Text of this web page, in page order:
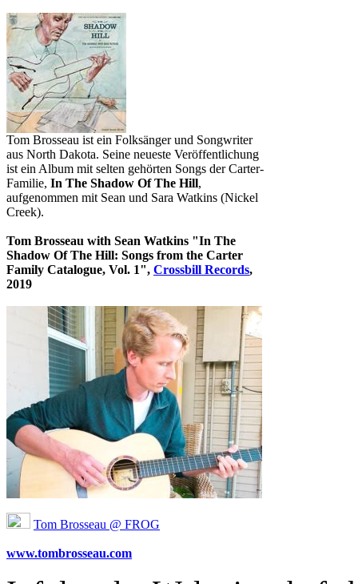
Tom Brosseau ist ein Folksänger und Songwriter
aus North Dakota. Seine neueste Veröffentlichung
ist ein Album mit selten gehörten Songs der Carter-
Familie, In The Shadow Of The Hill,
aufgenommen mit Sean und Sara Watkins (Nickel
Creek).
Tom Brosseau with Sean Watkins "In The
Shadow Of The Hill: Songs from the Carter
Family Catalogue, Vol. 1", Crossbill Records,
2019
Tom Brosseau @ FROG
www.tombrosseau.com